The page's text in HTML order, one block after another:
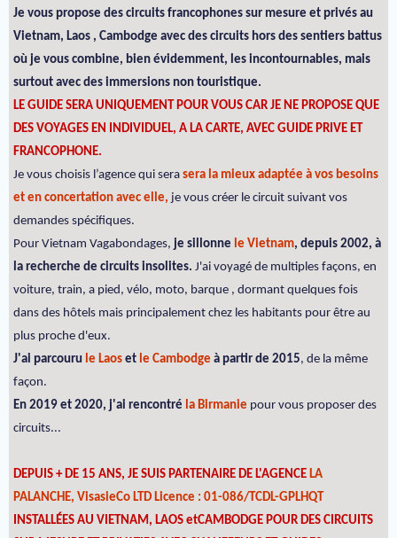
Je vous propose des circuits francophones sur mesure et privés au
Vietnam, Laos , Cambodge avec des circuits hors des sentiers battus
où je vous combine, bien évidemment, les incontournables, mais
surtout avec des immersions non touristique.
LE GUIDE SERA UNIQUEMENT POUR VOUS CAR JE NE PROPOSE QUE
DES VOYAGES EN INDIVIDUEL, A LA CARTE, AVEC GUIDE PRIVE ET
FRANCOPHONE.
Je vous choisis l’agence qui sera sera la mieux adaptée à vos besoins
et en concertation avec elle, je vous créer le circuit suivant vos
demandes spécifiques.
Pour Vietnam Vagabondages, je sillonne le Vietnam, depuis 2002, à
la recherche de circuits insolites. J'ai voyagé de multiples façons, en
voiture, train, a pied, vélo, moto, barque , dormant quelques fois
dans des hôtels mais principalement chez les habitants pour être au
plus proche d'eux.
J'ai parcouru le Laos et le Cambodge à partir de 2015, de la même
façon.
En 2019 et 2020, j'ai rencontré la Birmanie pour vous proposer des
circuits...
DEPUIS + DE 15 ANS, JE SUIS PARTENAIRE DE L'AGENCE LA
PALANCHE, VisasieCo LTD Licence : 01-086/TCDL-GPLHQT
INSTALLÉES AU VIETNAM, LAOS etCAMBODGE POUR DES CIRCUITS